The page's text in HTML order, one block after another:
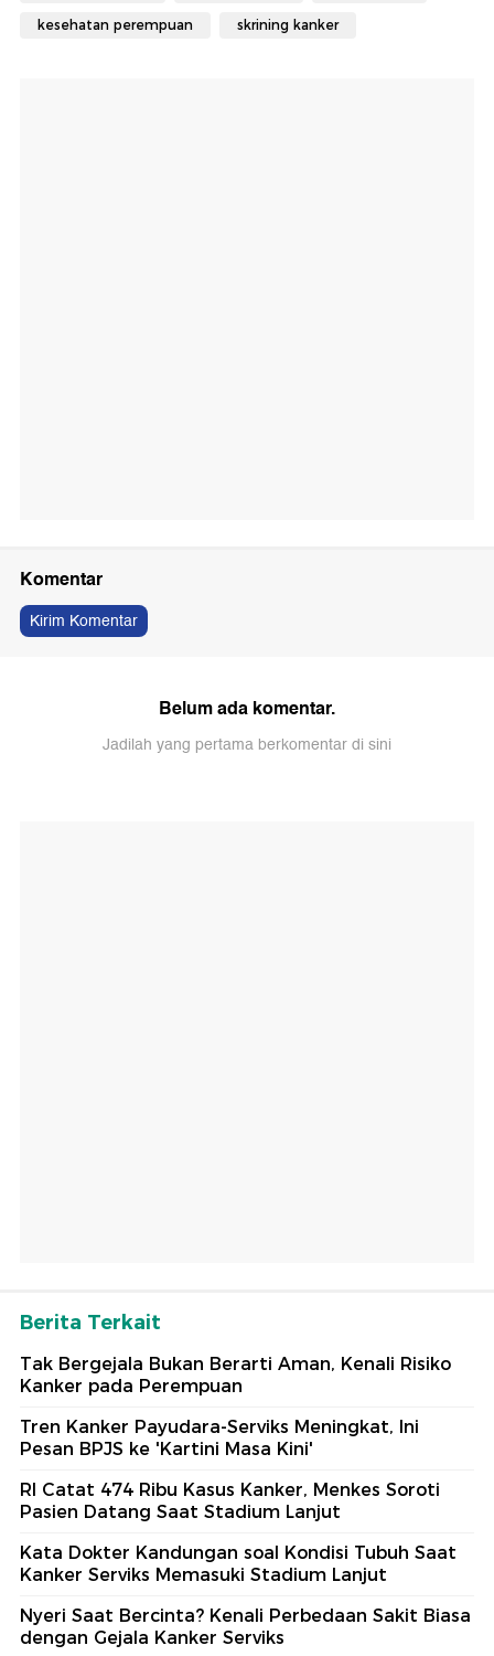
kesehatan perempuan skrining kanker
Komentar
Kirim Komentar
Belum ada komentar.
Jadilah yang pertama berkomentar di sini
Berita Terkait
Tak Bergejala Bukan Berarti Aman, Kenali Risiko
Kanker pada Perempuan
Tren Kanker Payudara-Serviks Meningkat, Ini
Pesan BPJS ke 'Kartini Masa Kini'
RI Catat 474 Ribu Kasus Kanker, Menkes Soroti
Pasien Datang Saat Stadium Lanjut
Kata Dokter Kandungan soal Kondisi Tubuh Saat
Kanker Serviks Memasuki Stadium Lanjut
Nyeri Saat Bercinta? Kenali Perbedaan Sakit Biasa
dengan Gejala Kanker Serviks